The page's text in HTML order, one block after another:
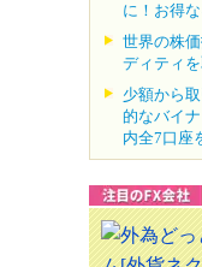
に！お得
世界の株
ディティ
少額から
的なバイ
内全7口座